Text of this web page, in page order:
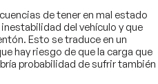
de tener en mal estado
del vehículo y que
Esto se traduce en un
hay riesgo de que la carga que
probabilidad de sufrir también